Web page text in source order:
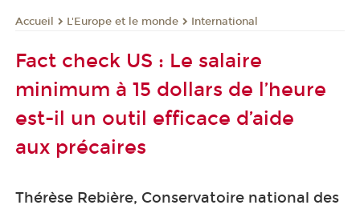
Accueil L'Europe et le monde International
Fact check US : Le salaire
minimum à 15 dollars de l’heure
est-il un outil efficace d’aide
aux précaires
Thérèse Rebière, Conservatoire national des